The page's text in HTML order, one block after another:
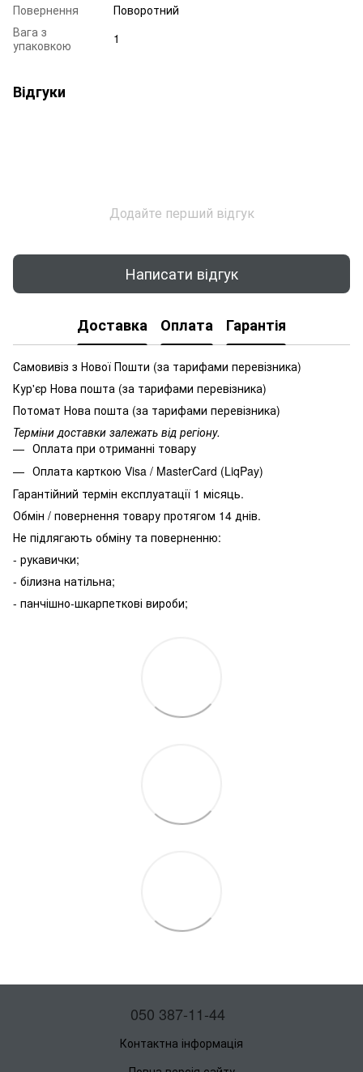
Повернення
Поворотний
Вага з
упаковкою
1
Відгуки
Додайте перший відгук
Написати відгук
Доставка Оплата Гарантія
Самовивіз з Нової Пошти (за тарифами перевізника)
Кур'єр Нова пошта (за тарифами перевізника)
Потомат Нова пошта (за тарифами перевізника)
Терміни доставки залежать від регіону.
Оплата при отриманні товару
Оплата карткою Visa / MasterCard (LiqPay)
Гарантійний термін експлуатації 1 місяць.
Обмін / повернення товару протягом 14 днів.
Не підлягають обміну та поверненню:
- рукавички;
- білизна натільна;
- панчішно-шкарпеткові вироби;
050 387-11-44
Контактна інформація